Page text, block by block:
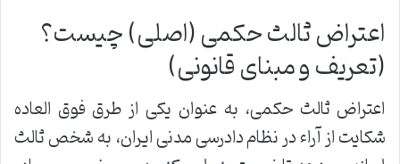
اعتراض ثالث حکمی (اصلی) چیست؟
(تعریف و مبنای قانونی)
اعتراض ثالث حکمی، به عنوان یکی از طرق فوق العاده
شکایت از آراء در نظام دادرسی مدنی ایران، به شخص ثالث